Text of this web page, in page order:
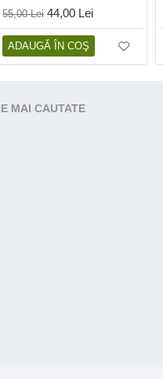
55,00 Lei 44,00 Lei
ADAUGĂ ÎN COŞ
MAI CAUTATE